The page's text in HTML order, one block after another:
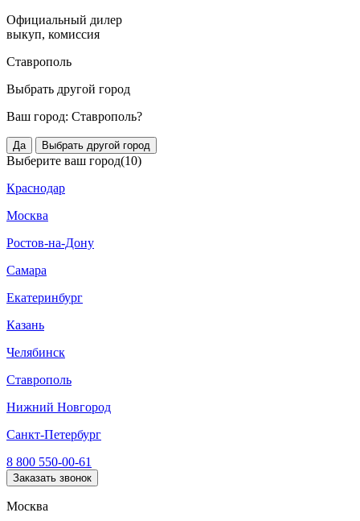
Официальный дилер
выкуп, комиссия
Ставрополь
Выбрать другой город
Ваш город: Ставрополь?
Да Выбрать другой город
Выберите ваш город(10)
Краснодар
Москва
Ростов-на-Дону
Самара
Екатеринбург
Казань
Челябинск
Ставрополь
Нижний Новгород
Санкт-Петербург
8 800 550-00-61
Заказать звонок
Москва